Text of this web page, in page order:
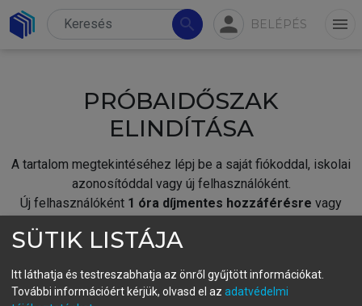
search person BELÉPÉS menu
PRÓBAIDŐSZAK
ELINDÍTÁSA
A tartalom megtekintéséhez lépj be a saját fiókoddal, iskolai
azonosítóddal vagy új felhasználóként.
Új felhasználóként 1 óra díjmentes hozzáférésre vagy
fiókoddal,vagy hozz létre új fiókot.
A regisztráció után apróbaidőszakautomatikusan
SÜTIK LISTÁJA
Itt láthatja és testreszabhatja az önről gyűjtött információkat.
További információért kérjük, olvasd el az adatvédelmi